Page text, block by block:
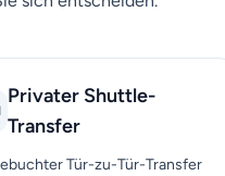
Privater Shuttle-
Transfer
Tür-zu-Tür-Transfer